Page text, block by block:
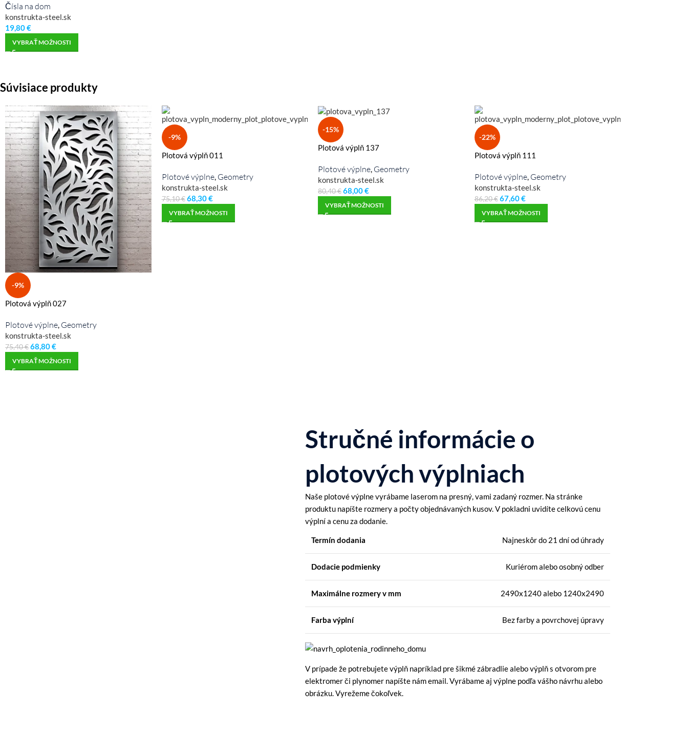
Čísla na dom
konstrukta-steel.sk
19,80€
VYBRAŤ MOŽNOSTI
Súvisiace produkty
-9%
Plotová výplň 027
Plotové výplne, Geometry
konstrukta-steel.sk
75,40€68,80€
VYBRAŤ MOŽNOSTI
-9%
Plotová výplň 011
Plotové výplne, Geometry
konstrukta-steel.sk
75,10€ 68,30€
VYBRAŤ MOŽNOSTI
-15%
Plotová výplň 137
Plotové výplne, Geometry
konstrukta-steel.sk
80,40€68,00€
VYBRAŤ MOŽNOSTI
-22%
Plotová výplň 111
Plotové výplne, Geometry
konstrukta-steel.sk
86,20€ 67,60€
VYBRAŤ MOŽNOSTI
Stručné informácie o
plotových výplniach
Naše plotové výplne vyrábame laserom na presný, vami zadaný rozmer. Na stránke
produktu napíšte rozmery a počty objednávaných kusov. V pokladni uvidíte celkovú cenu
výplní a cenu za dodanie.
Termín dodania Najneskôr do 21 dní od úhrady
Dodacie podmienky Kuriérom alebo osobný odber
Maximálne rozmeryv mm 2490x1240 alebo 1240x2490
Farba výplní Bez farby a povrchovej úpravy
V prípade že potrebujete výplň napríklad pre šikmé zábradlie alebo výplň s otvorom pre
elektromer či plynomer napíšte nám email. Vyrábame aj výplne podľa vášho návrhu alebo
obrázku. Vyrežeme čokoľvek.